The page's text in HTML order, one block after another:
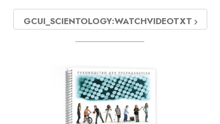
GCUI_SCIENTOLOGY:WATCHVIDEOTXT